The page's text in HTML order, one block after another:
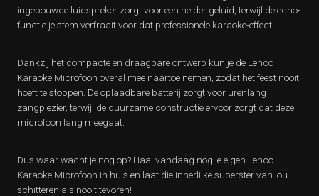
ingebouwde luidspreker zorgt voor een helder geluid, terwijl de echo-
functie je stem verfraait voor dat professionele karaoke-effect.
Dankzij het compacte en draagbare ontwerp kun je de Lenco
Karaoke Microfoon overal mee naartoe nemen, zodat het feest nooit
hoeft te stoppen. De oplaadbare batterij zorgt voor urenlang
zangplezier, terwijl de duurzame constructie ervoor zorgt dat deze
microfoon lang meegaat.
Dus waar wacht je nog op? Haal vandaag nog je eigen Lenco
Karaoke Microfoon in huis en laat die innerlijke superster van jou
schitteren als nooit tevoren!